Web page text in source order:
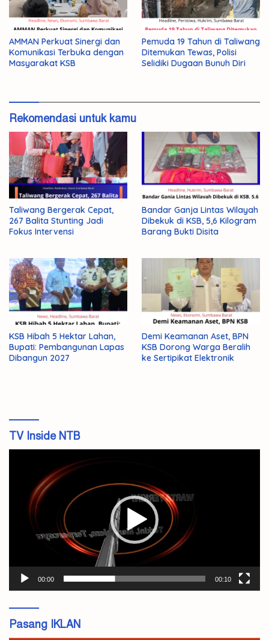
AMMAN Perkuat Sinergi dan
Komunikasi Terbuka dengan
Masyarakat KSB
Pemuda 19 Tahun di Taliwang
Ditemukan Tewas, Polisi
Selidiki Dugaan Bunuh Diri
Rekomendasi untuk kamu
Taliwang Bergerak Cepat,
267 Balita Stunting Jadi
Fokus Intervensi
Bandar Ganja Lintas Wilayah
Dibekuk di KSB, 5,6 Kilogram
Barang Bukti Disita
KSB Hibah 5 Hektar Lahan,
Bupati: Pembangunan Lapas
Dibangun 2027
Demi Keamanan Aset, BPN
KSB Dorong Warga Beralih
ke Sertipikat Elektronik
TV Inside NTB
00:00 00:10
Pasang IKLAN